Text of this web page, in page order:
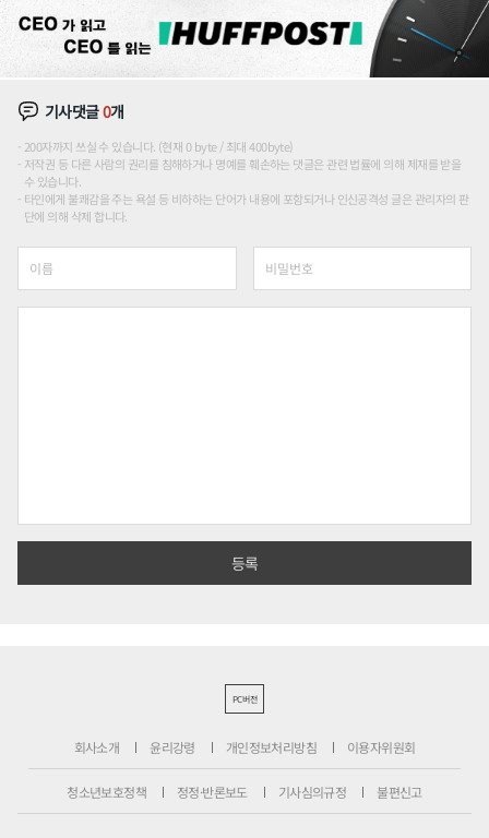
기사댓글0개
200자까지 쓰실 수 있습니다. (현재 0 byte / 최대 400byte)
저작권 등 다른 사람의 권리를 침해하거나 명예를 훼손하는 댓글은 관련 법률에 의해 제재를 받을
수 있습니다.
타인에게 불쾌감을 주는 욕설 등 비하하는 단어가 내용에 포함되거나 인신공격성 글은 관리자의 판
단에 의해 삭제 합니다.
PC버전
회사소개 윤리강령 개인정보처리방침 이용자위원회
청소년보호정책 정정·반론보도 기사심의규정 불편신고